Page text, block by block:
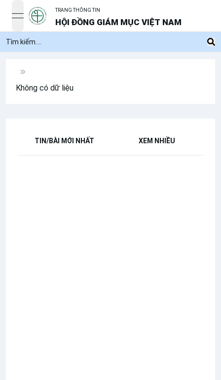
open navigation menu
TRANG THÔNG TIN
HỘI ĐỒNG GIÁM MỤC VIỆT NAM
Không có dữ liệu
TIN/BÀI MỚI NHẤT XEM NHIỀU